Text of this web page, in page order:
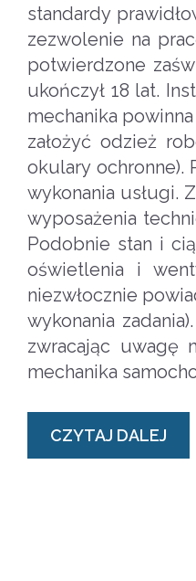
standardy
zezwolenie na
potwierdzone
ukończył 18 lat.
mechanika
założyć odzież
okulary
wykonania usługi.
wyposażenia
Podobnie stan i
oświetlenia i
niezwłocznie
wykonania
zwracając uwagę
mechanika
CZYTAJ DALEJ